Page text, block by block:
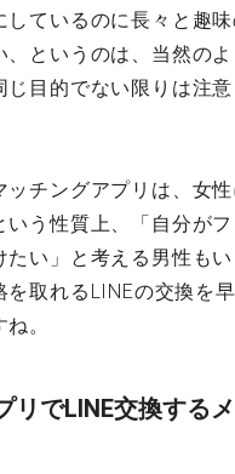
しているのに長々と趣
というのは、当然のよ
じ目的でない限りは注
ッチングアプリは、女
う性質上、「自分がフ
たい」と考える男性も
を取れるLINEの交換を
。
リでLINE交換する